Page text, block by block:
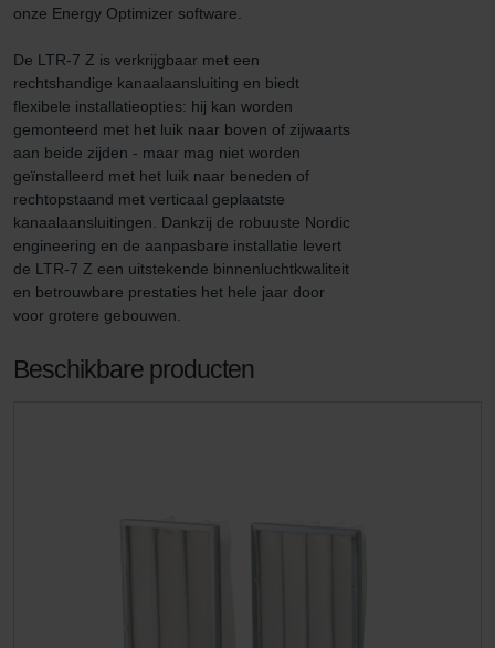
onze Energy Optimizer software.
De LTR-7 Z is verkrijgbaar met een
rechtshandige kanaalaansluiting en biedt
flexibele installatieopties: hij kan worden
gemonteerd met het luik naar boven of zijwaarts
aan beide zijden - maar mag niet worden
geïnstalleerd met het luik naar beneden of
rechtopstaand met verticaal geplaatste
kanaalaansluitingen. Dankzij de robuuste Nordic
engineering en de aanpasbare installatie levert
de LTR-7 Z een uitstekende binnenluchtkwaliteit
en betrouwbare prestaties het hele jaar door
voor grotere gebouwen.
Beschikbare producten